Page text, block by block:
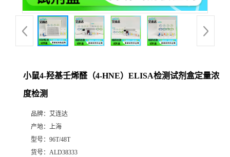
小鼠4-羟基壬烯醛（4-HNE）ELISA检测试剂盒定量浓
度检测
品牌： 艾连达
产地： 上海
型号： 96T/48T
货号： ALD38333